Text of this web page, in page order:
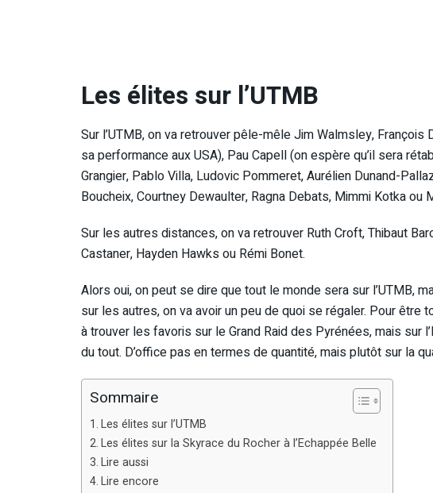
Les élites sur l’UTMB
Sur l’UTMB, on va retrouver pêle-mêle Jim Walmsley, François
sa performance aux USA), Pau Capell (on espère qu’il sera
Grangier, Pablo Villa, Ludovic Pommeret, Aurélien Dunand-
Boucheix, Courtney Dewaulter, Ragna Debats, Mimmi Kotka ou
Sur les autres distances, on va retrouver Ruth Croft, Thibaut
Castaner, Hayden Hawks ou Rémi Bonet.
Alors oui, on peut se dire que tout le monde sera sur l’UTMB,
sur les autres, on va avoir un peu de quoi se régaler. Pour être
à trouver les favoris sur le Grand Raid des Pyrénées, mais sur
du tout. D’office pas en termes de quantité, mais plutôt sur la
Sommaire
Les élites sur l’UTMB
Les élites sur la Skyrace du Rocher à l’Echappée Belle
Lire aussi
Lire encore